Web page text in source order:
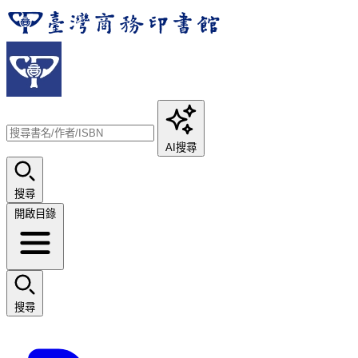
AI搜尋
搜尋
開啟目錄
搜尋